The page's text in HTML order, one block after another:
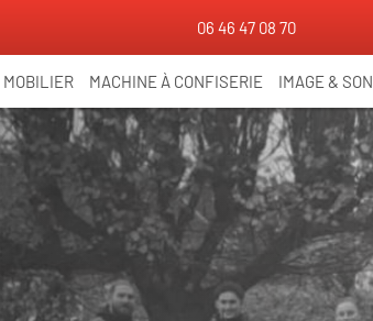
06 46 47 08 70
MOBILIER MACHINE À CONFISERIE IMAGE & SON